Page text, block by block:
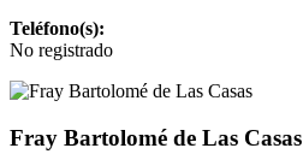
Teléfono(s):
No registrado
Fray Bartolomé de Las Casas